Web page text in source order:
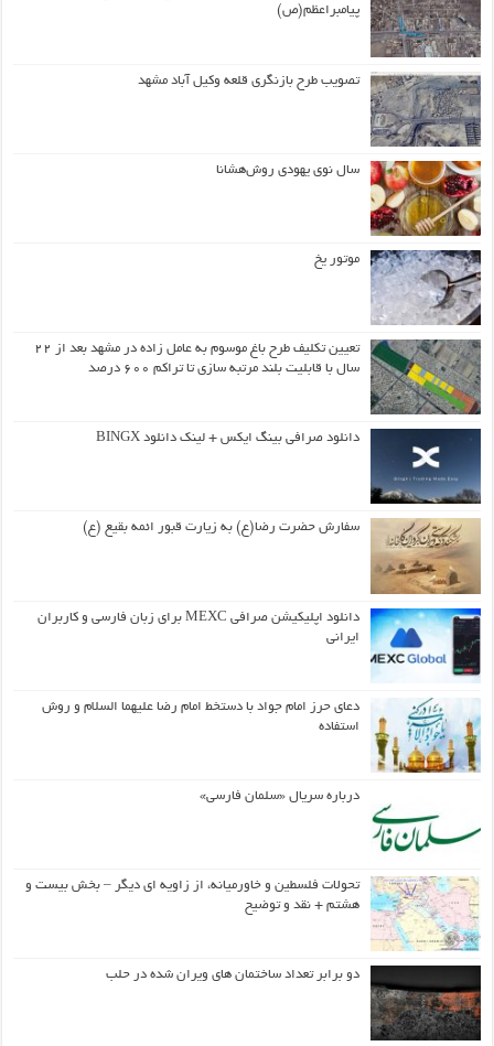
پیامبراعظم(ص)
تصویب طرح بازنگری قلعه وکیل آباد مشهد
سال نوی یهودی روش‌هشانا
موتور یخ
تعیین تکلیف طرح باغ موسوم به عامل زاده در مشهد بعد از ۲۲
سال با قابلیت بلند مرتبه سازی تا تراکم ۶۰۰ درصد
دانلود صرافی بینگ ایکس + لینک دانلود BINGX
سفارش حضرت رضا(ع) به زیارت قبور ائمه بقیع (ع)
دانلود اپلیکیشن صرافی MEXC برای زبان فارسی و کاربران
ایرانی
دعای حرز امام جواد با دستخط امام رضا علیهما السلام و روش
استفاده
درباره سریال «سلمان فارسی»
تحولات فلسطین و خاورمیانه، از زاویه ای دیگر – بخش بیست و
هشتم + نقد و توضیح
دو برابر تعداد ساختمان های ویران شده در حلب